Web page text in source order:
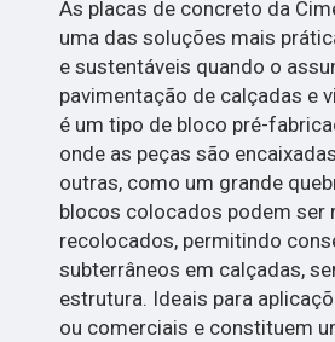
As placas de concreto da
uma das soluções mais
e sustentáveis quando o
pavimentação de calçadas e
é um tipo de bloco pré-
onde as peças são
outras, como um grande
blocos colocados podem ser
recolocados, permitindo
subterrâneos em calçadas,
estrutura. Ideais para
ou comerciais e constituem